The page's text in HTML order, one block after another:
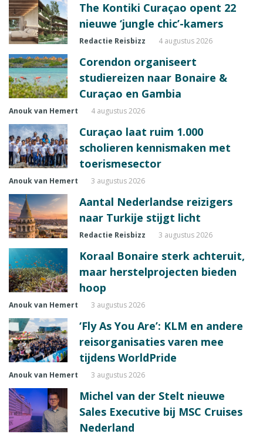
The Kontiki Curaçao opent 22
nieuwe ‘jungle chic’-kamers
Redactie Reisbizz 4 augustus 2026
Corendon organiseert
studiereizen naar Bonaire &
Curaçao en Gambia
Anouk van Hemert 4 augustus 2026
Curaçao laat ruim 1.000
scholieren kennismaken met
toerismesector
Anouk van Hemert 3 augustus 2026
Aantal Nederlandse reizigers
naar Turkije stijgt licht
Redactie Reisbizz 3 augustus 2026
Koraal Bonaire sterk achteruit,
maar herstelprojecten bieden
hoop
Anouk van Hemert 3 augustus 2026
‘Fly As You Are’: KLM en andere
reisorganisaties varen mee
tijdens WorldPride
Anouk van Hemert 3 augustus 2026
Michel van der Stelt nieuwe
Sales Executive bij MSC Cruises
Nederland